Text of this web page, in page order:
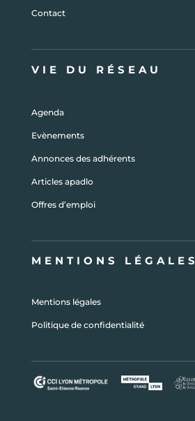
Contact
VIE DU RÉSEAU
Agenda
Evènements
Annonces des adhérents
Articles apadlo
Offres d’emploi
MENTIONS LÉGALES
Mentions légales
Politique de confidentialité